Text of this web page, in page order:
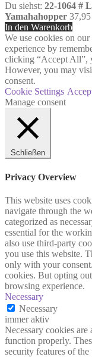
Du siehst: 22-1064 #
Yamahahopper 37,95
In den Warenkorb
We use cookies on
experience by
clicking “Accept All”,
However, you may
consent.
Cookie Settings
Manage consent
Schließen
Privacy Overview
This website uses
navigate through the
categorized as
essential for the
also use third-party
you use this website.
only with your
cookies. But opting
browsing experience.
Necessary
Necessary
immer aktiv
Necessary cookies
function properly.
security features of